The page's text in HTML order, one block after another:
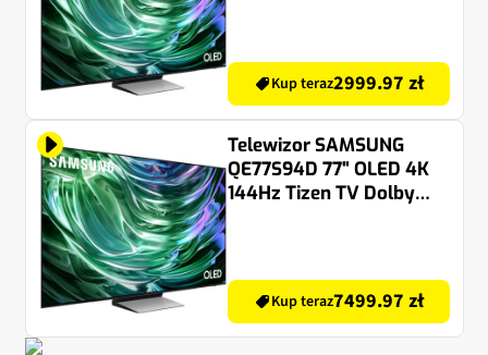
Kup teraz2999.97 zł
Telewizor SAMSUNG
QE77S94D 77" OLED 4K
144Hz Tizen TV Dolby
Kup teraz7499.97 zł